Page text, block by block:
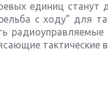
единиц станут
с ходу” для
тактические